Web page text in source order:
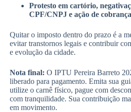
Protesto em cartório,
CPF/CNPJ e ação de
Quitar o imposto dentro do prazo é a
evitar transtornos legais e contribuir
e evolução da cidade.
Nota final: O IPTU Pereira Barreto
liberado para pagamento. Emita sua
utilize o carnê físico, pague com
com tranquilidade. Sua contribuição
em movimento.